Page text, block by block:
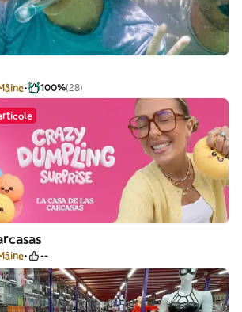
100%(28)
--